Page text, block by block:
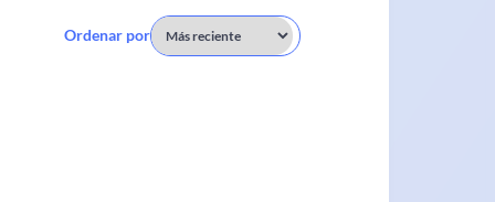
Ordenar por